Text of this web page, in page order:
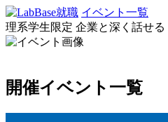
イベント一覧
理系学生限定 企業と深く話せる
開催イベント一覧